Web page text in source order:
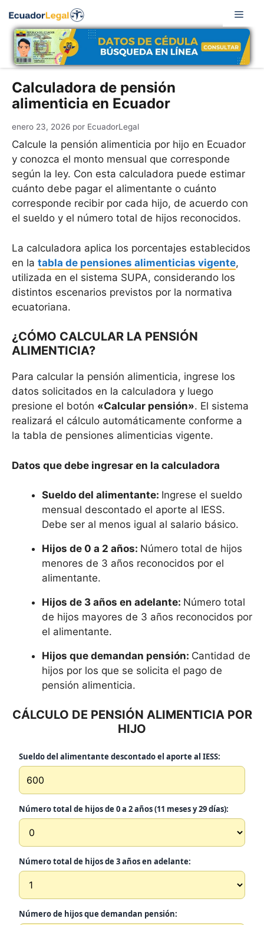
contenido
Calculadora de pensión
alimenticia en Ecuador
enero 23, 2026 por EcuadorLegal
Calcule la pensión alimenticia por hijo en Ecuador
y conozca el monto mensual que corresponde
según la ley. Con esta calculadora puede estimar
cuánto debe pagar el alimentante o cuánto
corresponde recibir por cada hijo, de acuerdo con
el sueldo y el número total de hijos reconocidos.
La calculadora aplica los porcentajes establecidos
en la tabla de pensiones alimenticias vigente,
utilizada en el sistema SUPA, considerando los
distintos escenarios previstos por la normativa
ecuatoriana.
¿CÓMO CALCULAR LA PENSIÓN
ALIMENTICIA?
Para calcular la pensión alimenticia, ingrese los
datos solicitados en la calculadora y luego
presione el botón «Calcular pensión». El sistema
realizará el cálculo automáticamente conforme a
la tabla de pensiones alimenticias vigente.
Datos que debe ingresar en la calculadora
Sueldo del alimentante: Ingrese el sueldo
mensual descontado el aporte al IESS.
Debe ser al menos igual al salario básico.
Hijos de 0 a 2 años: Número total de hijos
menores de 3 años reconocidos por el
alimentante.
Hijos de 3 años en adelante: Número total
de hijos mayores de 3 años reconocidos por
el alimentante.
Hijos que demandan pensión: Cantidad de
hijos por los que se solicita el pago de
pensión alimenticia.
CÁLCULO DE PENSIÓN ALIMENTICIA POR
HIJO
Sueldo del alimentante descontado el aporte al IESS:
Número total de hijos de 0 a 2 años (11 meses y 29 días):
Número total de hijos de 3 años en adelante:
Número de hijos que demandan pensión: